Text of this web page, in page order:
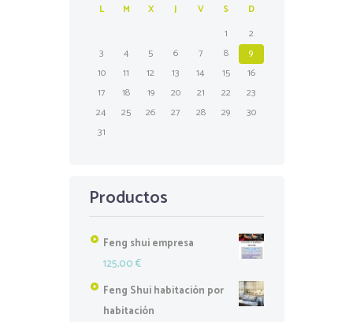
L M X J V S D
1
2
3
4 5 6 7 8
9
10
11 12 13 14 15
16
17
18 19 20 21 22
23
24
25 26 27 28 29
30
31
Productos
Feng shui empresa
125,00€
Feng Shui habitación por
habitación